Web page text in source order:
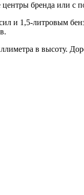
бренда или с
и 1,5-литровым
в высоту.